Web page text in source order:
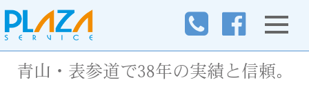
青山・表参道で38年の実績と信頼。